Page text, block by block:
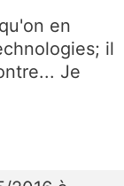
en
il
Je